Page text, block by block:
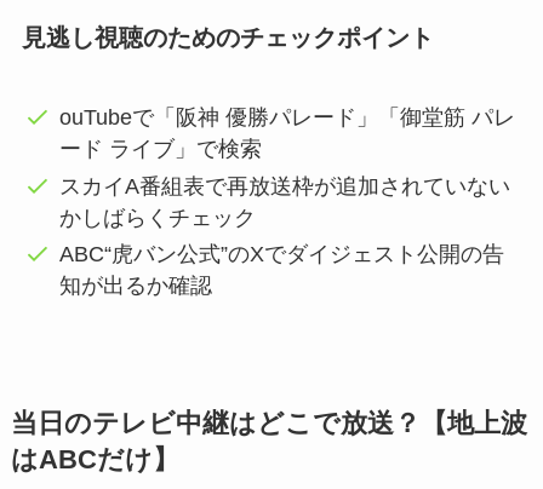
見逃し視聴のためのチェックポイント
ouTubeで「阪神 優勝パレード」「御堂筋 パレ
ード ライブ」で検索
スカイA番組表で再放送枠が追加されていない
かしばらくチェック
ABC“虎バン公式”のXでダイジェスト公開の告
知が出るか確認
当日のテレビ中継はどこで放送？【地上波
はABCだけ】